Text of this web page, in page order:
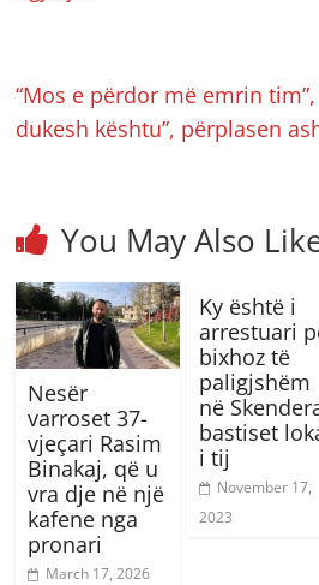
“Mos e përdor më emrin
dukesh kështu”, përplasen
You May Also
Nesër
varroset 37-
vjeçari Rasim
Binakaj, që u
vra dje në një
kafene nga
pronari
March 17, 2026
Ky është i
arrestuari
bixhoz të
paligjshëm
në
bastiset
i tij
November 17,
2023